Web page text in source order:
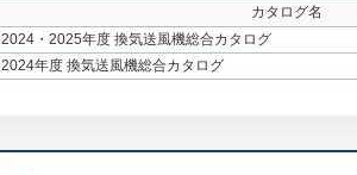
カタログ名
2024・2025年度 換気送風機総合カタログ
2024年度 換気送風機総合カタログ